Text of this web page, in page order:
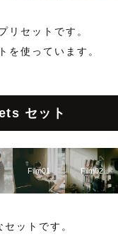
リセットです。
を使っています。
セット
Film01 Film02
ットです。